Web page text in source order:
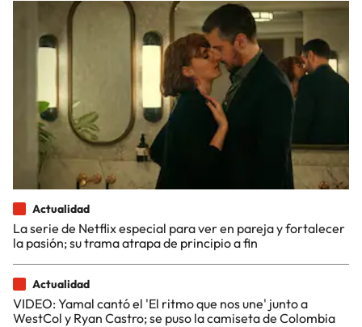
Actualidad
La serie de Netflix especial para ver en pareja y fortalecer
la pasión; su trama atrapa de principio a fin
Actualidad
VIDEO: Yamal cantó el 'El ritmo que nos une' junto a
WestCol y Ryan Castro; se puso la camiseta de Colombia